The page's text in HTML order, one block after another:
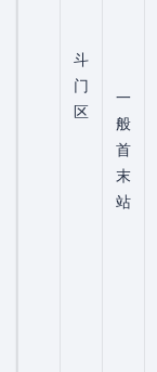
斗
门
区
一
般
首
末
站